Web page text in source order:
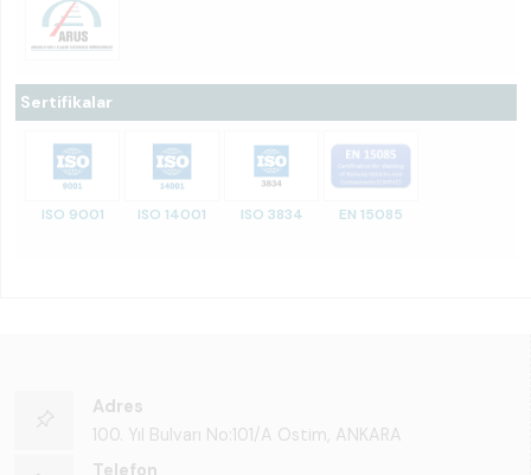
Sertifikalar
ISO 9001 ISO 14001 ISO 3834 EN 15085
Adres
100. Yıl Bulvarı No:101/A Ostim, ANKARA
Telefon